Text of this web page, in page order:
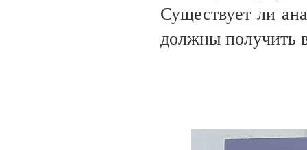
Существует ли
должны получить